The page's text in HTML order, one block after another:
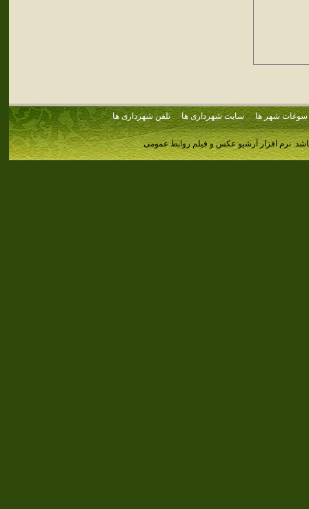
سوغات شهر ها سایت شهرداری ها تلفن شهرداری ها
نرم افزار آرشیو عکس و فیلم روابط عمومی